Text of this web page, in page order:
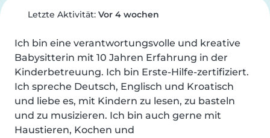
Letzte Aktivität: Vor 4 wochen
Ich bin eine verantwortungsvolle und kreative
Babysitterin mit 10 Jahren Erfahrung in der
Kinderbetreuung. Ich bin Erste-Hilfe-zertifiziert.
Ich spreche Deutsch, Englisch und Kroatisch
und liebe es, mit Kindern zu lesen, zu basteln
und zu musizieren. Ich bin auch gerne mit
Haustieren, Kochen und